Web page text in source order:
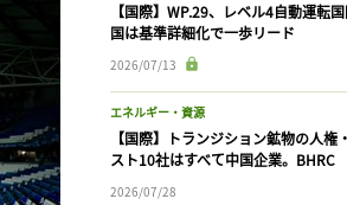
【国際】WP.29、レベル4自動運転
国は基準詳細化で一歩リード
2026/07/13
エネルギー・資源
【国際】トランジション鉱物の人権
スト10社はすべて中国企業。BHRC
2026/07/28